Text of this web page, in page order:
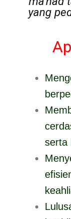
yang
serta